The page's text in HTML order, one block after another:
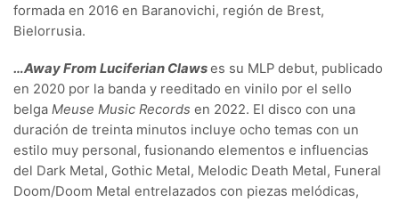
formada en 2016 en Baranovichi, región de Brest,
Bielorrusia.
…Away From Luciferian Clawses su MLP debut, publicado
en 2020 por la banda y reeditado en vinilo por el sello
belga Meuse Music Records en 2022. El disco con una
duración de treinta minutos incluye ocho temas con un
estilo muy personal, fusionando elementos e influencias
del Dark Metal, Gothic Metal, Melodic Death Metal, Funeral
Doom/Doom Metal entrelazados con piezas melódicas,